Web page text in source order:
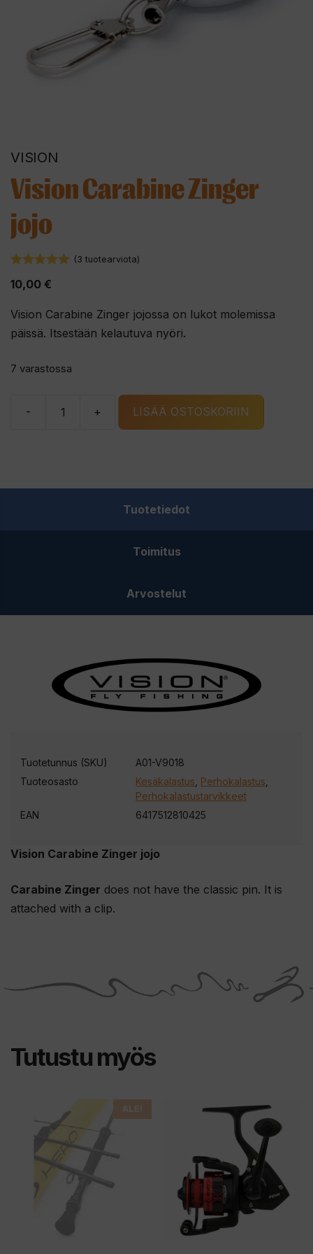
VISION
Vision Carabine Zinger
jojo
(3 tuotearviota)
10,00 €
Vision Carabine Zinger jojossa on lukot molemissa
päissä. Itsestään kelautuva nyöri.
7 varastossa
-
Vision
+ LISÄÄ OSTOSKORIIN
Tuotetiedot
Toimitus
Arvostelut
Vision Carabine Zinger jojo
Carabine Zinger does not have the classic pin. It is
attached with a clip.
Tuotetunnus (SKU)
A01-V9018
Tuoteosasto
Kesäkalastus Perhokalastus
Perhokalastustarvikkeet
EAN
6417512810425
Tutustu myös
ALE!
tuotteella
useampi
muunnelma.
useampi
muunnelma.
Voit
tehdä
valinnat